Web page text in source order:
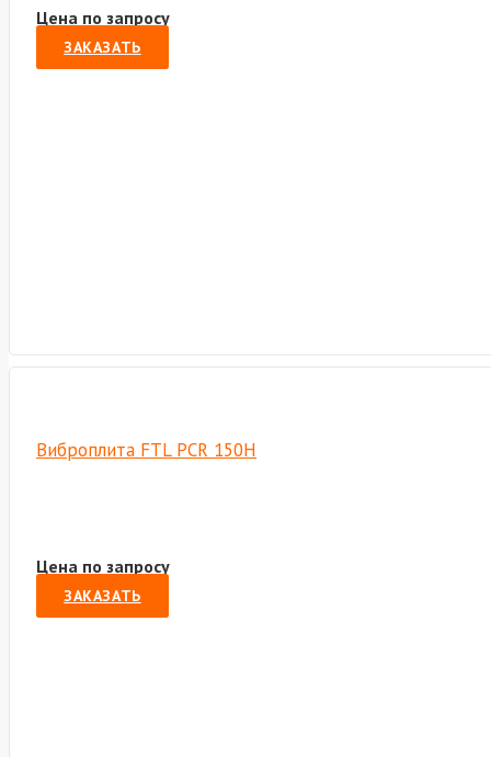
Цена по запросу
ЗАКАЗАТЬ
Виброплита FTL PCR 150H
Цена по запросу
ЗАКАЗАТЬ